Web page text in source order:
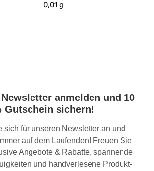
0,01 g
anmelden und 10
Gutschein sichern!
sich für unseren Newsletter an und
auf dem Laufenden! Freuen Sie
Angebote & Rabatte, spannende
und handverlesene Produkt-